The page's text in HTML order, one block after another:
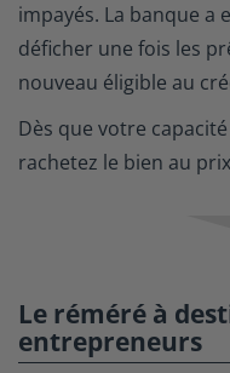
impayés. La banque a
déficher une fois les
nouveau éligible au
Dès que votre
rachetez le bien au
Le réméré à
entrepreneurs